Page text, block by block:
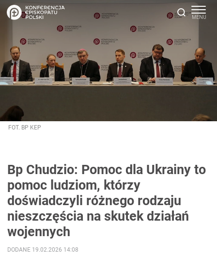
FOT. BP KEP
Bp Chudzio: Pomoc dla Ukrainy to
pomoc ludziom, którzy
doświadczyli różnego rodzaju
nieszczęścia na skutek działań
wojennych
DODANE 19.02.2026 14:08